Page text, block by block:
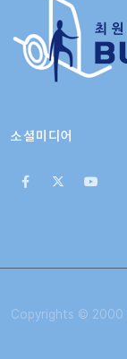
소셜미디어
Copyrights © 2000